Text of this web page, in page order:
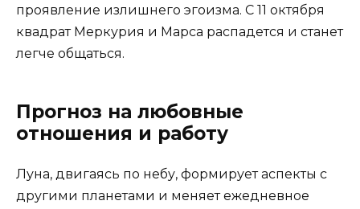
проявление излишнего эгоизма. С 11 октября
квадрат Меркурия и Марса распадется и станет
легче общаться.
Прогноз на любовные
отношения и работу
Луна, двигаясь по небу, формирует аспекты с
другими планетами и меняет ежедневное